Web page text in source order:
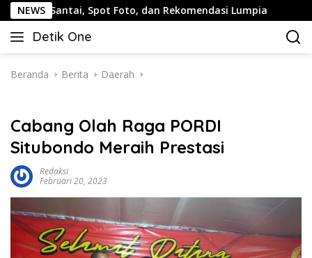
Langsung
ke
konten
NEWS
Spot Foto, dan Rekomendasi Lumpia Panduan
Detik One
Tajam
Fakta
Beranda Berita Daerah
Cabang Olah Raga PORDI
Situbondo Meraih Prestasi
Redaksi
Februari 20, 2023